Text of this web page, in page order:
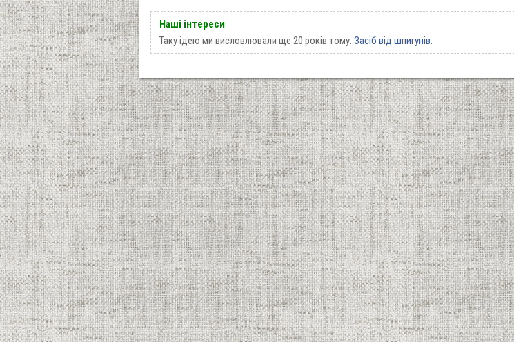
Наші інтереси
Таку ідею ми висловлювали ще 20 років тому: Засіб від шпигунів.